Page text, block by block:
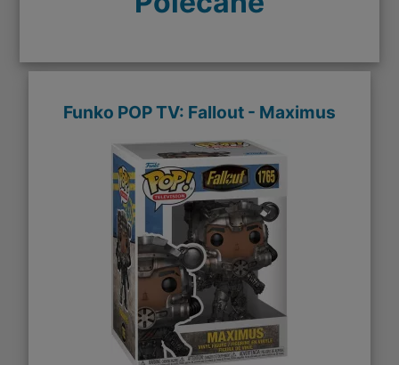
Funko POP TV: Fallout - Maximus